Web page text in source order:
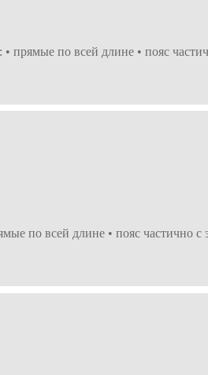
по всей длине • пояс
по всей длине • пояс частично